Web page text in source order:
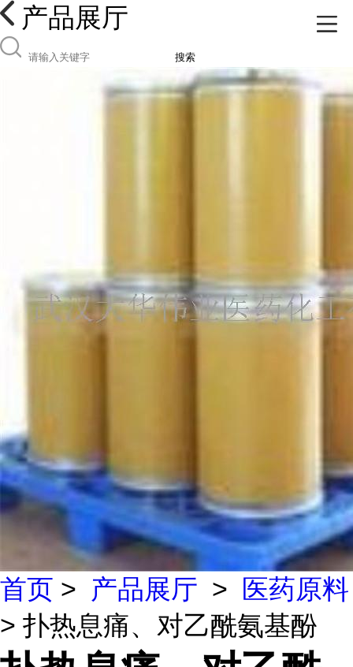
产品展厅
搜索
首页 > 产品展厅 >
医药原料
> 扑热息痛、对乙酰氨基酚